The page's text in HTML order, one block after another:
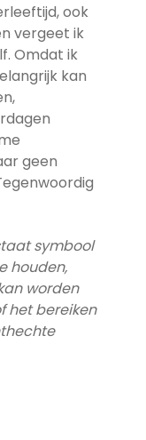
ook
vergeet ik
Omdat ik
kan
geen
symbool
houden,
worden
het bereiken